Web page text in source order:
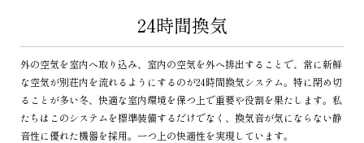
24時間換気
外の空気を室内へ取り込み、室内の空気を外へ排出することで、常に新鮮
な空気が別荘内を流れるようにするのが24時間換気システム。特に閉め切
ることが多い冬、快適な室内環境を保つ上で重要や役割を果たします。私
たちはこのシステムを標準装備するだけでなく、換気音が気にならない静
音性に優れた機器を採用。一つ上の快適性を実現しています。